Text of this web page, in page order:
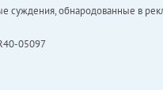
суждения, обнародованные в
05097